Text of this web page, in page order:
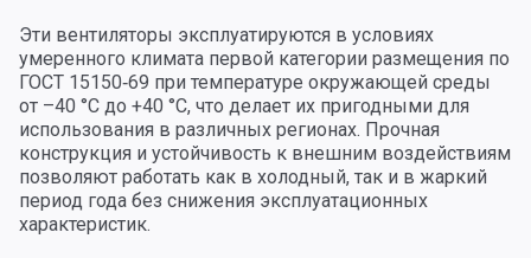
Эти вентиляторы эксплуатируются в условиях
умеренного климата первой категории размещения по
ГОСТ 15150‑69 при температуре окружающей среды
от –40 °C до +40 °C, что делает их пригодными для
использования в различных регионах. Прочная
конструкция и устойчивость к внешним воздействиям
позволяют работать как в холодный, так и в жаркий
период года без снижения эксплуатационных
характеристик.